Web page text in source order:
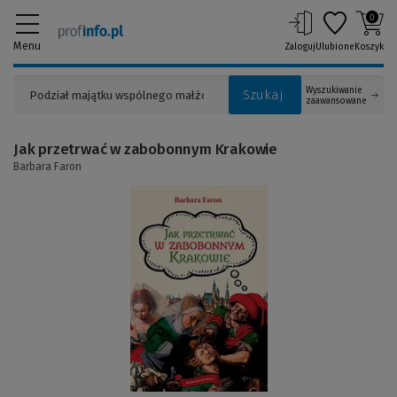
Menu
Szukaj
Wyszukiwanie
zaawansowane
ZalogujUlubione
0
Koszyk
Jak przetrwać w zabobonnym Krakowie
Barbara Faron